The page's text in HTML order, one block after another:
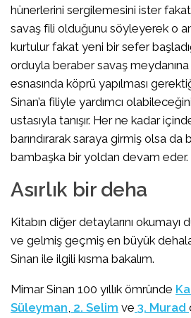
hünerlerini sergilemesini ister fakat
savaş fili olduğunu söyleyerek o
kurtulur fakat yeni bir sefer
orduyla beraber savaş
esnasında köprü yapılması
Sinan’a filiyle yardımcı
ustasıyla tanışır. Her ne kadar
barındırarak saraya girmiş olsa da
bambaşka bir yoldan devam eder.
Asırlık bir deha
Kitabın diğer detaylarını okumayı
ve gelmiş geçmiş en büyük
Sinan ile ilgili kısma bakalım.
Mimar Sinan 100 yıllık ömründe
Süleyman, 2. Selim ve 3. Murad